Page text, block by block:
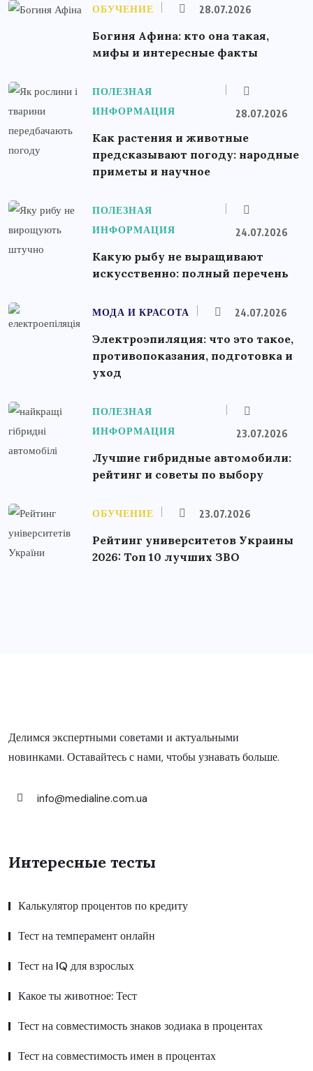
ОБУЧЕНИЕ 28.07.2026
Богиня Афина: кто она такая,
мифы и интересные факты
ПОЛЕЗНАЯ
ИНФОРМАЦИЯ
28.07.2026
Как растения и животные
предсказывают погоду: народные
приметы и научное
ПОЛЕЗНАЯ
ИНФОРМАЦИЯ
24.07.2026
Какую рыбу не выращивают
искусственно: полный перечень
МОДА И КРАСОТА 24.07.2026
Электроэпиляция: что это такое,
противопоказания, подготовка и
уход
ПОЛЕЗНАЯ
ИНФОРМАЦИЯ
23.07.2026
Лучшие гибридные автомобили:
рейтинг и советы по выбору
ОБУЧЕНИЕ 23.07.2026
Рейтинг университетов Украины
2026: Топ 10 лучших ЗВО
Делимся экспертными советами и актуальными
новинками. Оставайтесь с нами, чтобы узнавать больше.
info@medialine.com.ua
Интересные тесты
Калькулятор процентов по кредиту
Тест на темперамент онлайн
Тест на IQ для взрослых
Какое ты животное: Тест
Тест на совместимость знаков зодиака в процентах
Тест на совместимость имен в процентах